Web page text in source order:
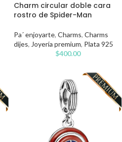
Charm circular doble cara
rostro de Spider-Man
Pa´ enjoyarte, Charms, Charms
dijes, Joyería premium, Plata 925
$400.00